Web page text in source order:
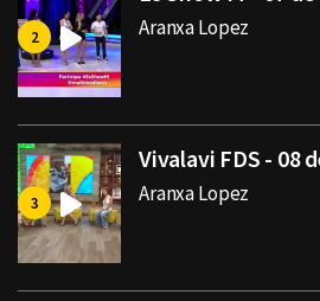
Aranxa Lopez
Vivalavi FDS - 08
Aranxa Lopez